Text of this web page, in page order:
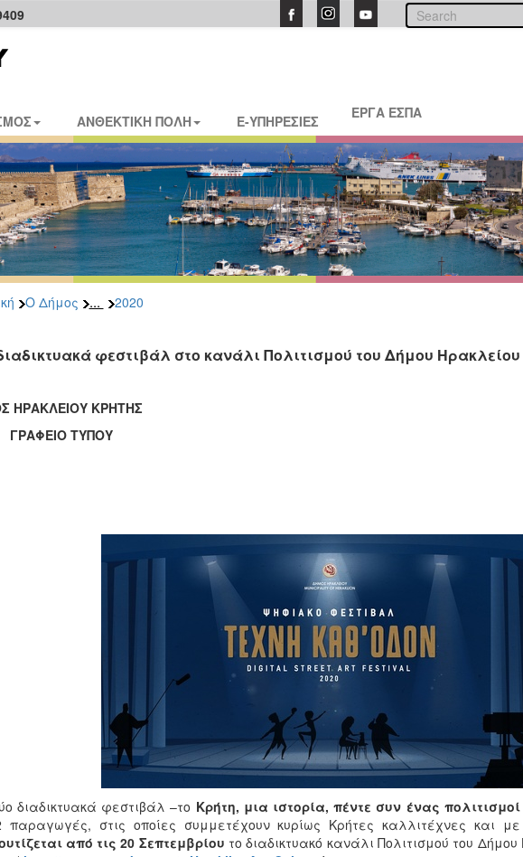
ΑΝΘΕΚΤΙΚΗ ΠΟΛΗ E-ΥΠΗΡΕΣΙΕΣ ΕΡΓΑ ΕΣΠΑ
Ο Δήμος ... 2020
φεστιβάλ στο κανάλι Πολιτισμού του Δήμου Ηρακλείου
ΗΡΑΚΛΕΙΟΥ ΚΡΗΤΗΣ
ΤΥΠΟΥ
διαδικτυακά φεστιβάλ –το Κρήτη, μια ιστορία, πέντε συν ένας
παραγωγές, στις οποίες συμμετέχουν κυρίως Κρήτες καλλιτέχνες και με
από τις 20 Σεπτεμβρίου το διαδικτυακό κανάλι Πολιτισμού του